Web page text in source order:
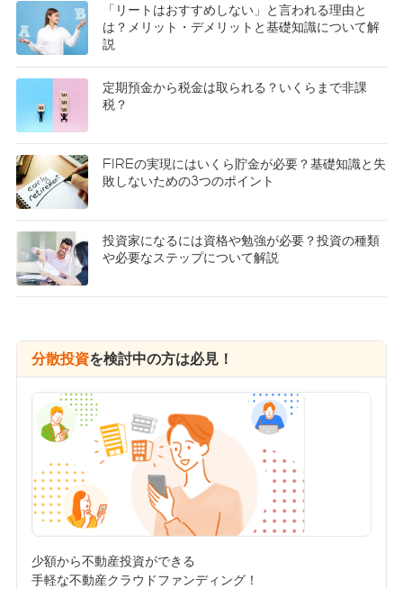
「リートはおすすめしない」と言われる理由と
は？メリット・デメリットと基礎知識について解
説
定期預金から税金は取られる？いくらまで非課
税？
FIREの実現にはいくら貯金が必要？基礎知識と失
敗しないための3つのポイント
投資家になるには資格や勉強が必要？投資の種類
や必要なステップについて解説
分散投資を検討中の方は必見！
少額から不動産投資ができる
手軽な不動産クラウドファンディング！